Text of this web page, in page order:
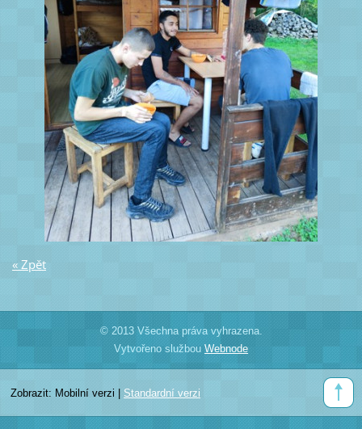
« Zpět
© 2013 Všechna práva vyhrazena.
Vytvořeno službou Webnode
Zobrazit: Mobilní verzi Standardní verzi